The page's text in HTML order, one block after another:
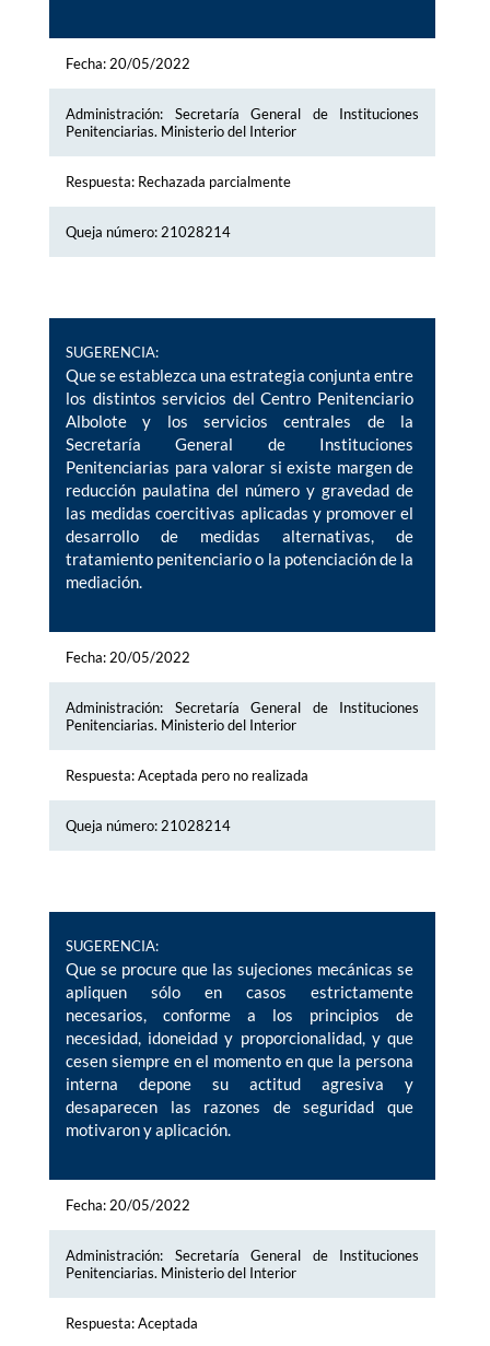
Fecha: 20/05/2022
Administración: Secretaría General de Instituciones
Penitenciarias. Ministerio del Interior
Respuesta: Rechazada parcialmente
Queja número: 21028214
SUGERENCIA:
Que se establezca una estrategia conjunta entre
los distintos servicios del Centro Penitenciario
Albolote y los servicios centrales de la
Secretaría General de Instituciones
Penitenciarias para valorar si existe margen de
reducción paulatina del número y gravedad de
las medidas coercitivas aplicadas y promover el
desarrollo de medidas alternativas, de
tratamiento penitenciario o la potenciación de la
mediación.
Fecha: 20/05/2022
Administración: Secretaría General de Instituciones
Penitenciarias. Ministerio del Interior
Respuesta: Aceptada pero no realizada
Queja número: 21028214
SUGERENCIA:
Que se procure que las sujeciones mecánicas se
apliquen sólo en casos estrictamente
necesarios, conforme a los principios de
necesidad, idoneidad y proporcionalidad, y que
cesen siempre en el momento en que la persona
interna depone su actitud agresiva y
desaparecen las razones de seguridad que
motivaron y aplicación.
Fecha: 20/05/2022
Administración: Secretaría General de Instituciones
Penitenciarias. Ministerio del Interior
Respuesta: Aceptada